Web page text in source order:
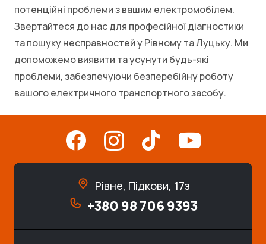
потенційні проблеми з вашим електромобілем.
Звертайтеся до нас для професійної діагностики
та пошуку несправностей у Рівному та Луцьку. Ми
допоможемо виявити та усунути будь-які
проблеми, забезпечуючи безперебійну роботу
вашого електричного транспортного засобу.
Рівне, Підкови, 17з
+380 98 706 9393